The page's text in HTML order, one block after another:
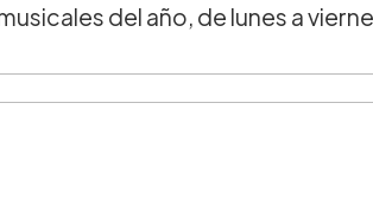
del año, de lunes a